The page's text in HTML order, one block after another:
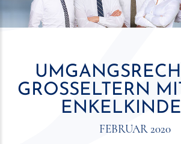
GROSSELTERN
FEBRUAR 2020